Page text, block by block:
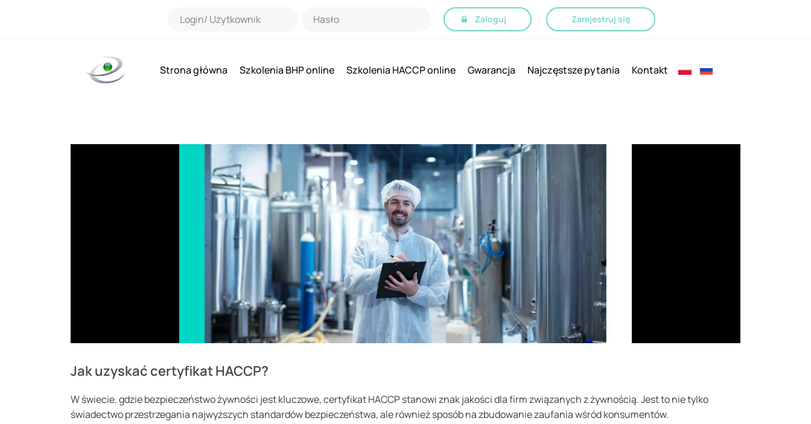
Zaloguj Zarejestruj się
Strona główna Szkolenia BHP online Szkolenia HACCP online Gwarancja Najczęstsze pytania Kontakt
Jak uzyskać certyfikat HACCP?
W świecie, gdzie bezpieczeństwo żywności jest kluczowe, certyfikat HACCP stanowi znak jakości dla firm związanych z żywnością. Jest to nie tylko
świadectwo przestrzegania najwyższych standardów bezpieczeństwa, ale również sposób na zbudowanie zaufania wśród konsumentów.